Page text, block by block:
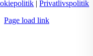
|Privatlivspolitik
Page load link